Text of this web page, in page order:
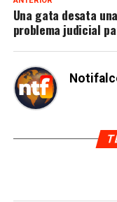
Una gata desata
problema judicial